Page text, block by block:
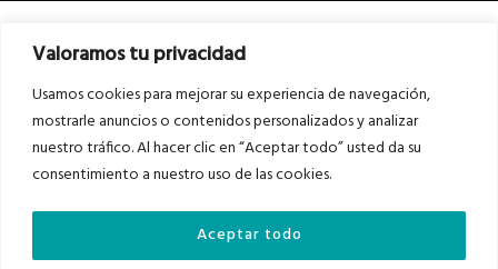
Valoramos tu privacidad
Usamos cookies para mejorar su experiencia de navegación,
mostrarle anuncios o contenidos personalizados y analizar
nuestro tráfico. Al hacer clic en “Aceptar todo” usted da su
consentimiento a nuestro uso de las cookies.
Aceptar todo
Asociados a
Auditados por